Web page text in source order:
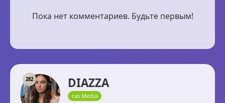
Пока нет комментариев. Будьте первым!
282 DIAZZA
ras Media